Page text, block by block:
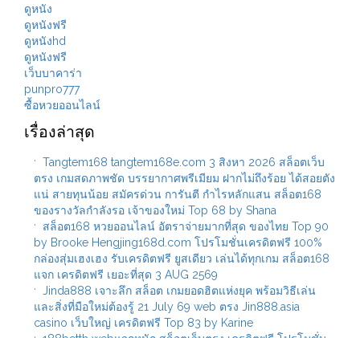
ดูหนัง
ดูหนังฟรี
ดูหนังhd
ดูหนังฟรี
เว็บบาคาร่า
punpro777
ซื้อหวยออนไลน์
เรื่องล่าสุด
Tangtem168 tangtem168e.com 3 สิงหา 2026 สล็อตเว็บ
ตรง เกมสดภาพชัด บรรยากาศพรีเมียม ฝากไม่ถึงร้อย ได้สอยตัง
แน่ สายทุนน้อย สมัครด่วน การันตี กำไรหลักแสน สล็อต168
ของรางวัลกำลังรอ เจ้าของใหม่ Top 68 by Shana
สล็อต168 หวยออนไลน์ อัตราจ่ายมากที่สุด ของไทย Top 90
by Brooke Hengjing168d.com โปรโมชั่นเครดิตฟรี 100%
กล่องสุ่มเฮงเฮง รับเครดิตฟรี ยูสเดียว เล่นได้ทุกเกม สล็อต168
แจก เครดิตฟรี เยอะที่สุด 3 AUG 2569
Jinda888 เจาะลึก สล็อต เกมยอดฮิตแห่งยุค พร้อมวิธีเล่น
และสิ่งที่มือใหม่ต้องรู้ 21 July 69 web ตรง Jin888.asia
casino เว็บใหญ่ เครดิตฟรี Top 83 by Karine